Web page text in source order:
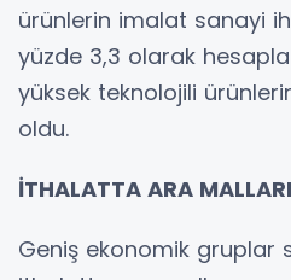
ürünlerin imalat sanayi
yüzde 3,3 olarak
yüksek teknolojili
oldu.
İTHALATTA ARA
Geniş ekonomik gruplar